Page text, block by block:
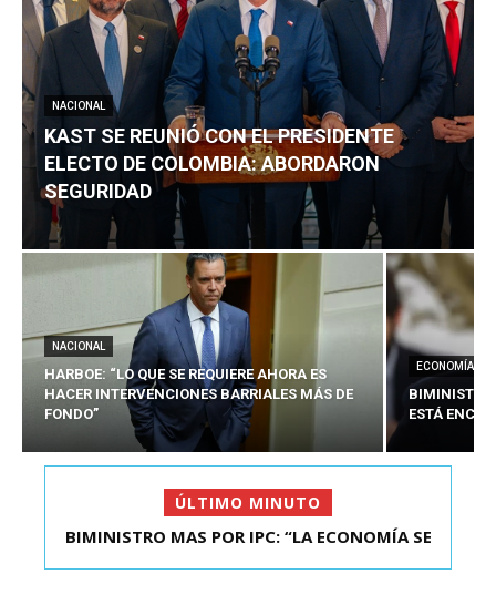
NACIONAL
KAST SE REUNIÓ CON EL PRESIDENTE
ELECTO DE COLOMBIA: ABORDARON
SEGURIDAD
NACIONAL
HARBOE: “LO QUE SE REQUIERE AHORA ES
HACER INTERVENCIONES BARRIALES MÁS DE
FONDO”
ECONOMÍA
BIMINISTRO
ESTÁ
ÚLTIMO MINUTO
KAST SE REUNIÓ CON EL PRESIDENTE ELECTO DE
BIMINISTRO MAS POR IPC: “LA ECONOMÍA SE